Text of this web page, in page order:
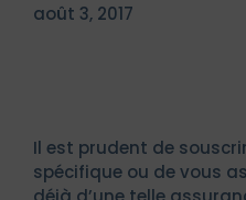
août 3, 2017
Il est prudent de
spécifique ou de vous